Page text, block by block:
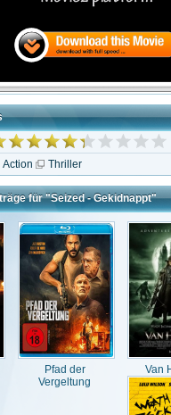
Action Thriller
für "Seized - Gekidnappt"
Pfad der
Vergeltung
Van